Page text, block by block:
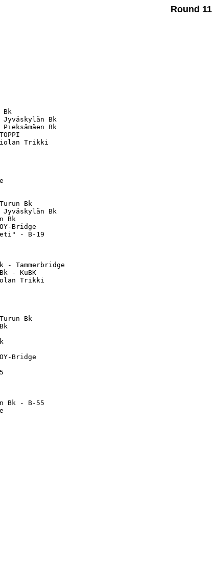
Round 11
ID    Club
55 - Vasa Bk
Jyväskylän Bk
Pieksämäen Bk
- TOPPI
Trikki
Kulo Bridge
Salon Bk
Savuton
Tammerbridge
1148  B-55
Bk - Turun Bk
Jyväskylän Bk
55 - Turun Bk
- OY-Bridge
- B-19
1928  B-19
1178  B-55
- Tammerbridge
Bk - KuBK
Trikki
Turun Bk
1142  B-55
2064  AV
Bk - Turun Bk
Bk
Tampereen Bk
Salon Bk
- OY-Bridge
Salon Bk
TOPPI - B-55
1504  ÅBK
Savuton
Bk - B-55
Tammerbridge
Salon Bk